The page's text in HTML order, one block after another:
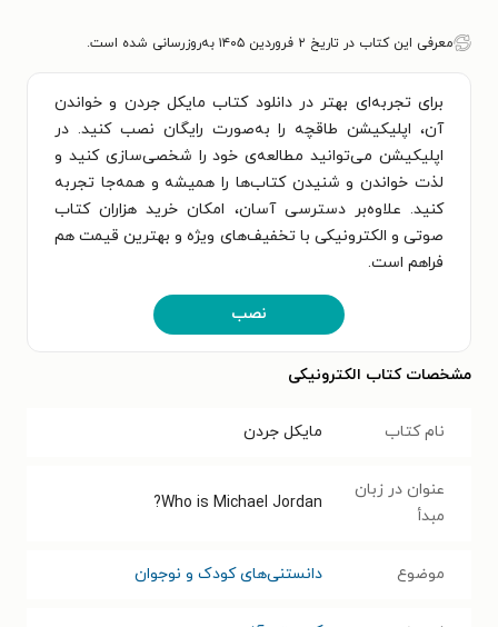
معرفی این کتاب در تاریخ ۲ فروردین ۱۴۰۵ به‌روزرسانی شده است.
برای تجربه‌ای بهتر در دانلود کتاب مایکل جردن و خواندن
آن، اپلیکیشن طاقچه را به‌صورت رایگان نصب کنید. در
اپلیکیشن می‌توانید مطالعه‌ی خود را شخصی‌سازی کنید و
لذت خواندن و شنیدن کتاب‌ها را همیشه و همه‌جا تجربه
کنید. علاوه‌بر دسترسی آسان، امکان خرید هزاران کتاب
صوتی و الکترونیکی با تخفیف‌های ویژه و بهترین قیمت هم
فراهم است.
نصب
مشخصات کتاب الکترونیکی
نام کتاب مایکل جردن
عنوان در زبان
مبدأ
Who is Michael Jordan?
موضوع دانستنی‌های کودک و نوجوان